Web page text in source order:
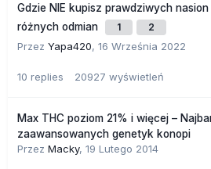
Gdzie NIE kupisz prawdziwych
różnych odmian
1 2
Przez Yapa420, 16 Września 2022
10 replies 20927 wyświetleń
Max THC poziom 21% i więcej –
zaawansowanych genetyk konopi
Przez Macky, 19 Lutego 2014